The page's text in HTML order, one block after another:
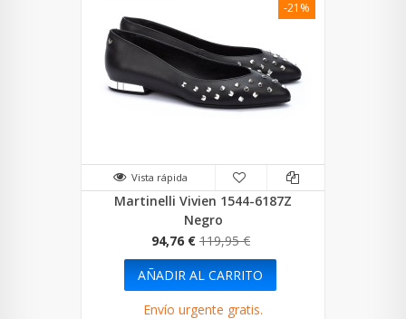
Vista rápida
Martinelli Vivien 1544-6187Z
Negro
94,76 € 119,95 €
-21%
AÑADIR AL CARRITO
Envío urgente gratis.